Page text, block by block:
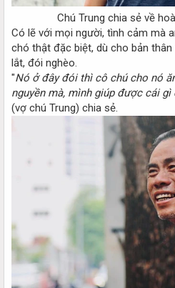
Chú Trung chia sẻ về
Có lẽ với mọi người, tình cảm mà
chó thật đặc biệt, dù cho bản
lắt, đói nghèo.
"Nó ở đây đói thì cô chú cho nó
nguyền mà, mình giúp được cái
(vợ chú Trung) chia sẻ.